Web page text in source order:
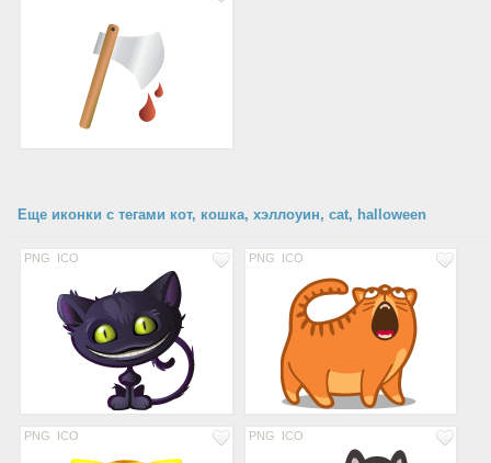
Еще иконки с тегами кот, кошка, хэллоуин, cat, halloween
PNG ICO PNG ICO
PNG ICO PNG ICO